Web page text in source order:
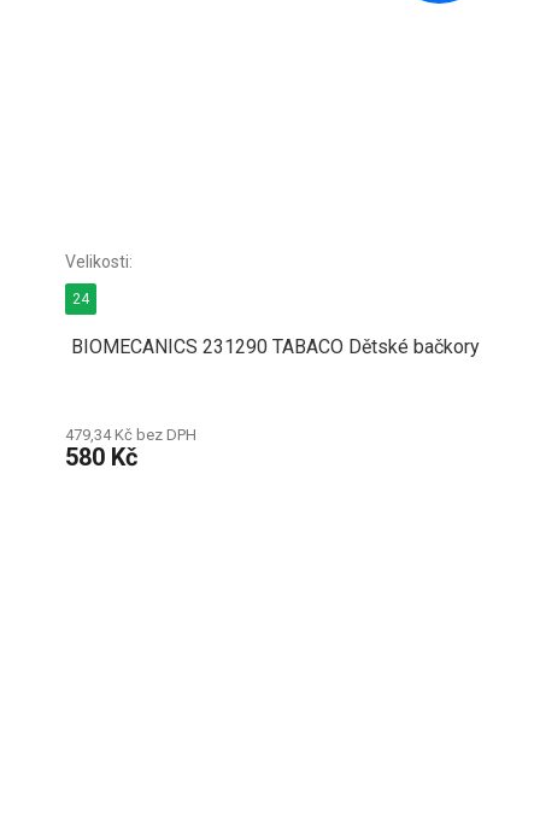
BIOMECANICS 231290 TABACO Dětské bačkory
479,34 Kč bez DPH
580 Kč
24